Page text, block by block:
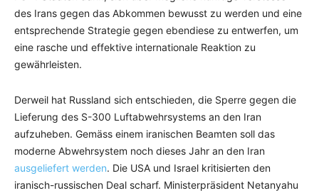
des Irans gegen das Abkommen bewusst zu werden und eine
entsprechende Strategie gegen ebendiese zu entwerfen, um
eine rasche und effektive internationale Reaktion zu
gewährleisten.
Derweil hat Russland sich entschieden, die Sperre gegen die
Lieferung des S-300 Luftabwehrsystems an den Iran
aufzuheben. Gemäss einem iranischen Beamten soll das
moderne Abwehrsystem noch dieses Jahr an den Iran
ausgeliefert werden. Die USA und Israel kritisierten den
iranisch-russischen Deal scharf. Ministerpräsident Netanyahu